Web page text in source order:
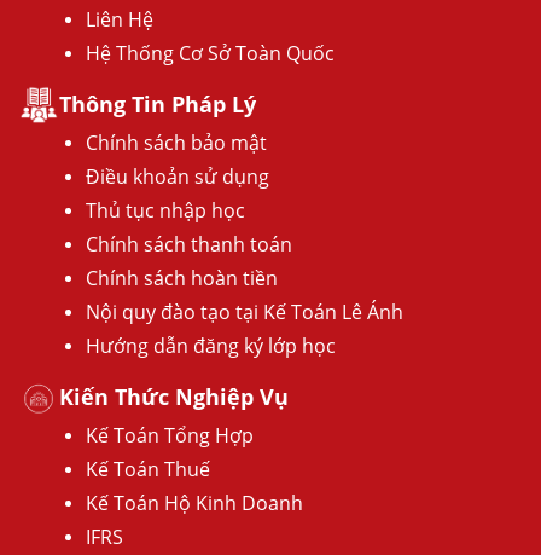
Liên Hệ
Hệ Thống Cơ Sở Toàn Quốc
Thông Tin Pháp Lý
Chính sách bảo mật
Điều khoản sử dụng
Thủ tục nhập học
Chính sách thanh toán
Chính sách hoàn tiền
Nội quy đào tạo tại Kế Toán Lê Ánh
Hướng dẫn đăng ký lớp học
Kiến Thức Nghiệp Vụ
Kế Toán Tổng Hợp
Kế Toán Thuế
Kế Toán Hộ Kinh Doanh
IFRS